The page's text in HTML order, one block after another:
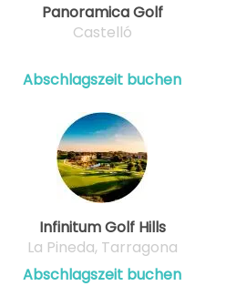
Panoramica Golf
Castelló
Abschlagszeit buchen
Infinitum Golf Hills
La Pineda, Tarragona
Abschlagszeit buchen